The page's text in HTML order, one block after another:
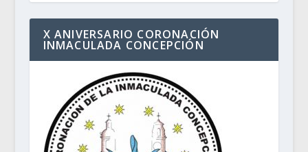
X ANIVERSARIO CORONACIÓN
INMACULADA CONCEPCIÓN